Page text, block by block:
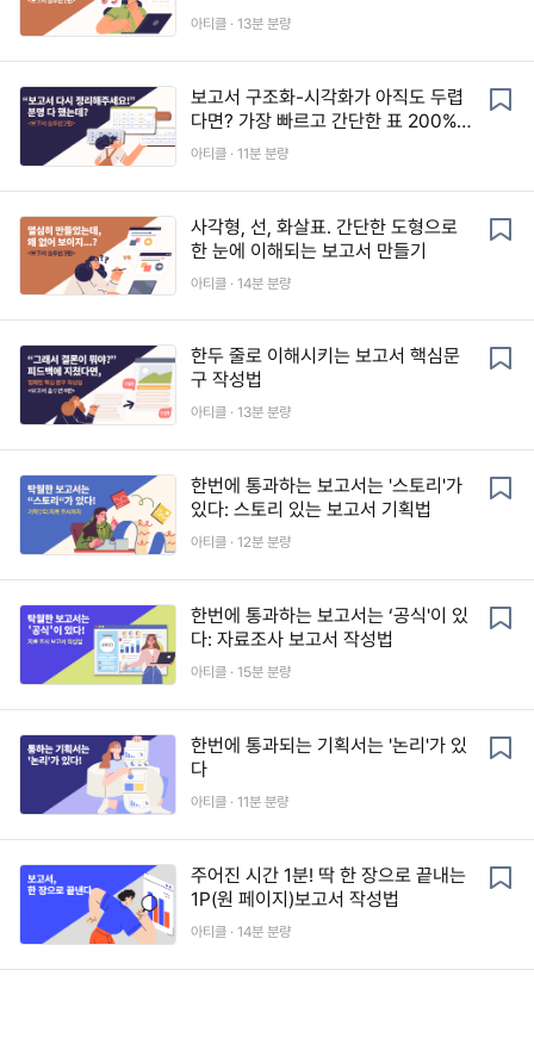
화
아티클 · 13분 분량
보고서 구조화-시각화가 아직도 두렵
다면? 가장 빠르고 간단한 표 200%
활용법
아티클 · 11분 분량
사각형, 선, 화살표. 간단한 도형으로
한 눈에 이해되는 보고서 만들기
아티클 · 14분 분량
한두 줄로 이해시키는 보고서 핵심문
구 작성법
아티클 · 13분 분량
한번에 통과하는 보고서는 '스토리'가
있다: 스토리 있는 보고서 기획법
아티클 · 12분 분량
한번에 통과하는 보고서는 ‘공식'이 있
다: 자료조사 보고서 작성법
아티클 · 15분 분량
한번에 통과되는 기획서는 '논리'가 있
다
아티클 · 11분 분량
주어진 시간 1분! 딱 한 장으로 끝내는
1P(원 페이지)보고서 작성법
아티클 · 14분 분량